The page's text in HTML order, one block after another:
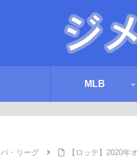
MLB
パ・リーグ 【ロッテ】2020年